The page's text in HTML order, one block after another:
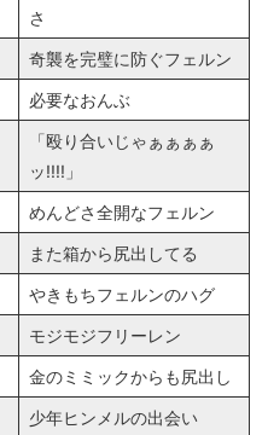
さ
奇襲を完璧に防ぐフェルン
必要なおんぶ
「殴り合いじゃぁぁぁぁ
ッ!!!!」
めんどさ全開なフェルン
また箱から尻出してる
やきもちフェルンのハグ
モジモジフリーレン
金のミミックからも尻出し
少年ヒンメルの出会い